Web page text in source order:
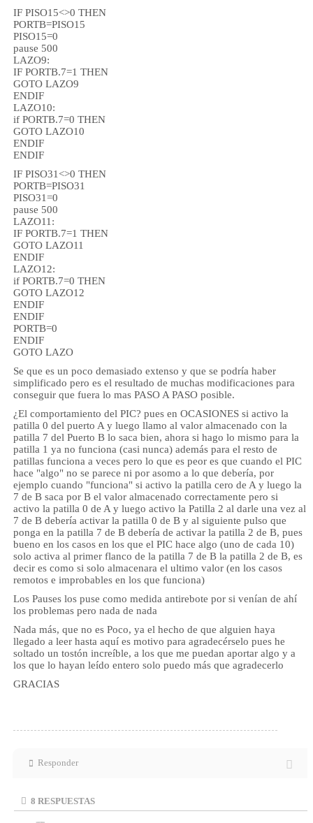
IF PISO15<>0 THEN
PORTB=PISO15
PISO15=0
pause 500
LAZO9:
IF PORTB.7=1 THEN
GOTO LAZO9
ENDIF
LAZO10:
if PORTB.7=0 THEN
GOTO LAZO10
ENDIF
ENDIF
IF PISO31<>0 THEN
PORTB=PISO31
PISO31=0
pause 500
LAZO11:
IF PORTB.7=1 THEN
GOTO LAZO11
ENDIF
LAZO12:
if PORTB.7=0 THEN
GOTO LAZO12
ENDIF
ENDIF
PORTB=0
ENDIF
GOTO LAZO
Se que es un poco demasiado extenso y que se podría haber
simplificado pero es el resultado de muchas modificaciones para
conseguir que fuera lo mas PASO A PASO posible.
¿El comportamiento del PIC? pues en OCASIONES si activo la
patilla 0 del puerto A y luego llamo al valor almacenado con la
patilla 7 del Puerto B lo saca bien, ahora si hago lo mismo para la
patilla 1 ya no funciona (casi nunca) además para el resto de
patillas funciona a veces pero lo que es peor es que cuando el PIC
hace "algo" no se parece ni por asomo a lo que debería, por
ejemplo cuando "funciona" si activo la patilla cero de A y luego la
7 de B saca por B el valor almacenado correctamente pero si
activo la patilla 0 de A y luego activo la Patilla 2 al darle una vez al
7 de B debería activar la patilla 0 de B y al siguiente pulso que
ponga en la patilla 7 de B debería de activar la patilla 2 de B, pues
bueno en los casos en los que el PIC hace algo (uno de cada 10)
solo activa al primer flanco de la patilla 7 de B la patilla 2 de B, es
decir es como si solo almacenara el ultimo valor (en los casos
remotos e improbables en los que funciona)
Los Pauses los puse como medida antirebote por si venían de ahí
los problemas pero nada de nada
Nada más, que no es Poco, ya el hecho de que alguien haya
llegado a leer hasta aquí es motivo para agradecérselo pues he
soltado un tostón increíble, a los que me puedan aportar algo y a
los que lo hayan leído entero solo puedo más que agradecerlo
GRACIAS
Responder
8 RESPUESTAS